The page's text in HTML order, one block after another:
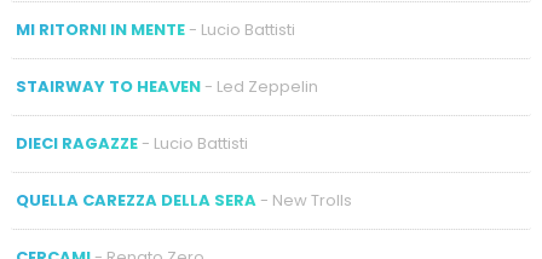
MI RITORNI IN MENTE- Lucio Battisti
STAIRWAY TO HEAVEN- Led Zeppelin
DIECI RAGAZZE- Lucio Battisti
QUELLA CAREZZA DELLA SERA- New Trolls